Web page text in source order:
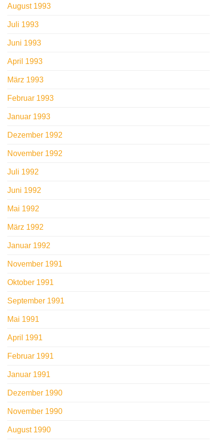
August 1993
Juli 1993
Juni 1993
April 1993
März 1993
Februar 1993
Januar 1993
Dezember 1992
November 1992
Juli 1992
Juni 1992
Mai 1992
März 1992
Januar 1992
November 1991
Oktober 1991
September 1991
Mai 1991
April 1991
Februar 1991
Januar 1991
Dezember 1990
November 1990
August 1990